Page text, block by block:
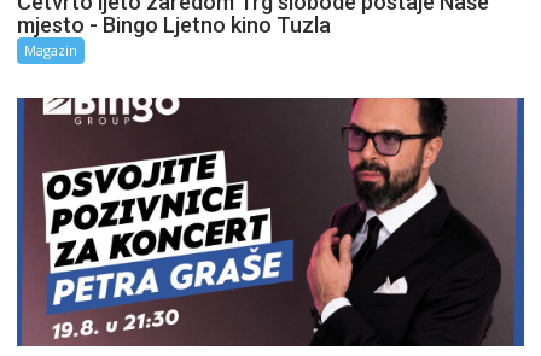
mjesto - Bingo Ljetno kino Tuzla
Magazin